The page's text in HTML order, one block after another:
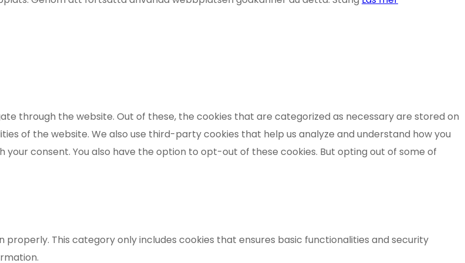
through the website. Out of these, the cookies that are categorized as necessary are stored on
of the website. We also use third-party cookies that help us analyze and understand how you
your consent. You also have the option to opt-out of these cookies. But opting out of some of
This category only includes cookies that ensures basic functionalities and security